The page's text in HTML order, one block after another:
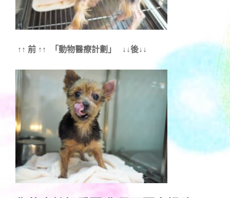
↑↑ 前 ↑↑ 「動物醫療計劃」 ↓↓後↓↓